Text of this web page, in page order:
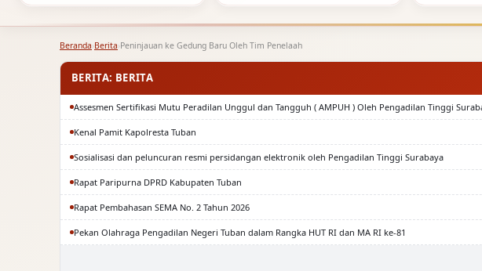
Beranda›Berita›Peninjauan ke Gedung Baru Oleh Tim Penelaah
BERITA: BERITA
Assesmen Sertifikasi Mutu Peradilan Unggul dan Tangguh ( AMPUH ) Oleh Pengadilan Tinggi
Kenal Pamit Kapolresta Tuban
Sosialisasi dan peluncuran resmi persidangan elektronik oleh Pengadilan Tinggi Surabaya
Rapat Paripurna DPRD Kabupaten Tuban
Rapat Pembahasan SEMA No. 2 Tahun 2026
Pekan Olahraga Pengadilan Negeri Tuban dalam Rangka HUT RI dan MA RI ke-81